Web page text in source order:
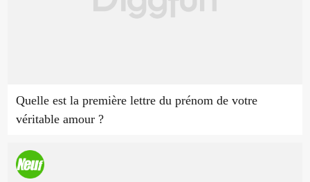
Quelle est la première lettre du prénom de votre
véritable amour ?